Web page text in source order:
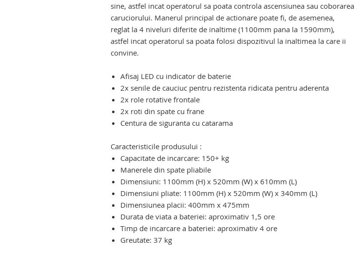
sine, astfel incat operatorul sa poata controla ascensiunea sau coborarea
caruciorului. Manerul principal de actionare poate fi, de asemenea,
reglat la 4 niveluri diferite de inaltime (1100mm pana la 1590mm),
astfel incat operatorul sa poata folosi dispozitivul la inaltimea la care ii
convine.
Afisaj LED cu indicator de baterie
2x senile de cauciuc pentru rezistenta ridicata pentru aderenta
2x role rotative frontale
2x roti din spate cu frane
Centura de siguranta cu catarama
Caracteristicile produsului :
Capacitate de incarcare: 150+ kg
Manerele din spate pliabile
Dimensiuni: 1100mm (H) x 520mm (W) x 610mm (L)
Dimensiuni pliate: 1100mm (H) x 520mm (W) x 340mm (L)
Dimensiunea placii: 400mm x 475mm
Durata de viata a bateriei: aproximativ 1,5 ore
Timp de incarcare a bateriei: aproximativ 4 ore
Greutate: 37 kg